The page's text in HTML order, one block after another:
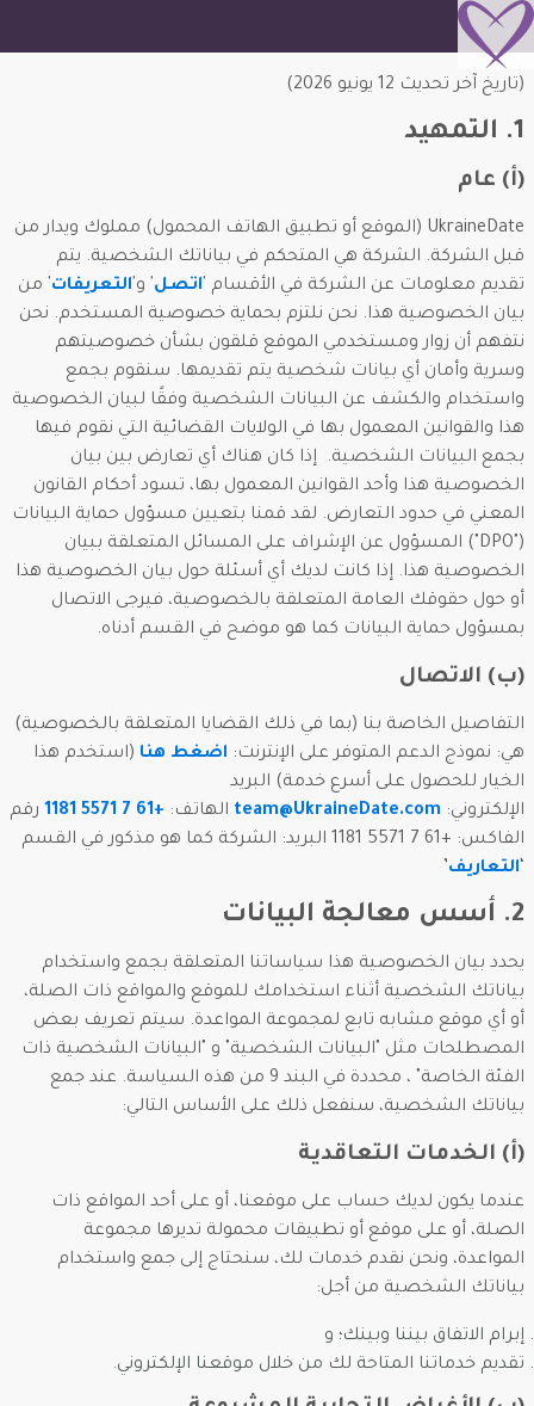
(تاريخ آخر تحديث 12 يونيو 2026)
1. التمهيد
(أ) عام
UkraineDate (الموقع أو تطبيق الهاتف المحمول) مملوك ويدار من
قبل الشركة. الشركة هي المتحكم في بياناتك الشخصية. يتم
تقديم معلومات عن الشركة في الأقسام ' اتصل ' و' التعريفات ' من
بيان الخصوصية هذا. نحن نلتزم بحماية خصوصية المستخدم. نحن
نتفهم أن زوار ومستخدمي الموقع قلقون بشأن خصوصيتهم
وسرية وأمان أي بيانات شخصية يتم تقديمها. سنقوم بجمع
واستخدام والكشف عن البيانات الشخصية وفقًا لبيان الخصوصية
هذا والقوانين المعمول بها في الولايات القضائية التي نقوم فيها
بجمع البيانات الشخصية. إذا كان هناك أي تعارض بين بيان
الخصوصية هذا وأحد القوانين المعمول بها، تسود أحكام القانون
المعني في حدود التعارض. لقد قمنا بتعيين مسؤول حماية البيانات
("DPO") المسؤول عن الإشراف على المسائل المتعلقة ببيان
الخصوصية هذا. إذا كانت لديك أي أسئلة حول بيان الخصوصية هذا
أو حول حقوقك العامة المتعلقة بالخصوصية، فيرجى الاتصال
بمسؤول حماية البيانات كما هو موضح في القسم أدناه.
(ب) الاتصال
التفاصيل الخاصة بنا (بما في ذلك القضايا المتعلقة بالخصوصية)
هي: نموذج الدعم المتوفر على الإنترنت: اضغط هنا (استخدم هذا
الخيار للحصول على أسرع خدمة) البريد
الإلكتروني: team@UkraineDate.com الهاتف: +61 7 5571 1181
رقم
الفاكس: +61 7 5571 1181 البريد: الشركة كما هو مذكور في القسم
التعاريف’
2. أسس معالجة البيانات
يحدد بيان الخصوصية هذا سياساتنا المتعلقة بجمع واستخدام
بياناتك الشخصية أثناء استخدامك للموقع والمواقع ذات الصلة،
أو أي موقع مشابه تابع لمجموعة المواعدة. سيتم تعريف بعض
المصطلحات مثل "البيانات الشخصية" و "البيانات الشخصية ذات
الفئة الخاصة" ، محددة في البند 9 من هذه السياسة. عند جمع
بياناتك الشخصية، سنفعل ذلك على الأساس التالي:
(أ) الخدمات التعاقدية
عندما يكون لديك حساب على موقعنا، أو على أحد المواقع ذات
الصلة، أو على موقع أو تطبيقات محمولة تديرها مجموعة
المواعدة، ونحن نقدم خدمات لك، سنحتاج إلى جمع واستخدام
بياناتك الشخصية من أجل:
إبرام الاتفاق بيننا وبينك؛ و
تقديم خدماتنا المتاحة لك من خلال موقعنا الإلكتروني.